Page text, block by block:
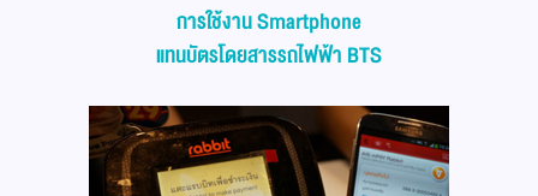
การใช้งาน Smartphone
แทนบัตรโดยสารรถไฟฟ้า BTS